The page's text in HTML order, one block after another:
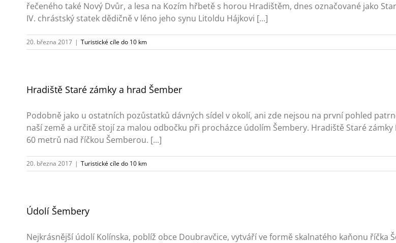
řečeného také Nový Dvůr, a lesa na Kozím hřbetě s horou Hradištěm, dnes označované jako
IV. chrástský statek dědičně v léno jeho synu Litoldu Hájkovi [...]
20. března 2017 | Turistické cíle do 10 km
Hradiště Staré zámky a hrad Šember
Podobně jako u ostatních pozůstatků dávných sídel v okolí, ani zde nejsou na první pohled
naší země a určitě stojí za malou odbočku při procházce údolím Šembery. Hradiště Staré
60 metrů nad říčkou Šemberou. [...]
20. března 2017 | Turistické cíle do 10 km
Údolí Šembery
Nejkrásnější údolí Kolínska, poblíž obce Doubravčice, vytváří ve formě skalnatého kaňonu říčka